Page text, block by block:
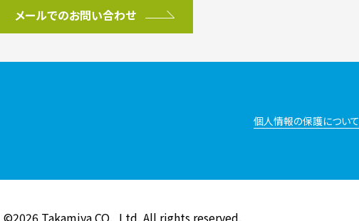
メールでのお問い合わせ
個人情報の保護について